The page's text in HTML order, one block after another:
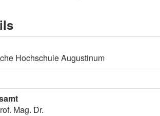
Hochschule Augustinum
Mag. Dr.